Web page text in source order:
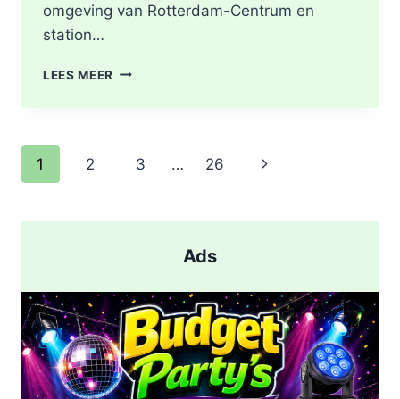
omgeving van Rotterdam-Centrum en
station…
LEES MEER STROOMSTORING
Paginanavigatie
1 2 3 … 26
Volgende
Ads